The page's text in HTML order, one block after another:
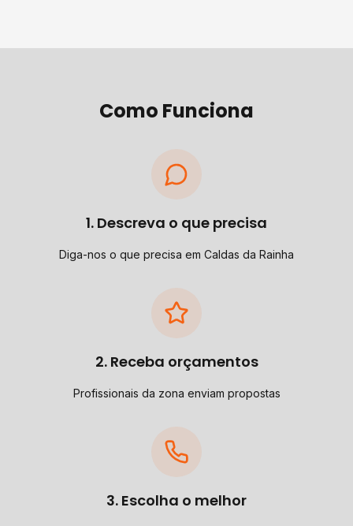
Como Funciona
1. Descreva o que precisa
Diga-nos o que precisa em Caldas da Rainha
2. Receba orçamentos
Profissionais da zona enviam propostas
3. Escolha o melhor